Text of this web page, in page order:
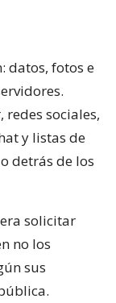
datos, fotos e
redes sociales,
y listas de
detrás de los
solicitar
no los
sus